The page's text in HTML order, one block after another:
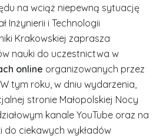
na wciąż niepewną sytuację
Inżynierii i Technologii
Krakowskiej zaprasza
nauki do uczestnictwa w
online organizowanych przez
tym roku, w dniu wydarzenia,
stronie Małopolskiej Nocy
kanale YouTube oraz na
do ciekawych wykładów